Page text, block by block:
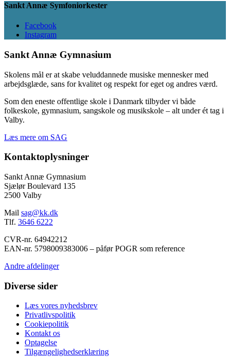
Sankt Annæ Symfoniorkester
Facebook
Instagram
Sankt Annæ Gymnasium
Skolens mål er at skabe veluddannede musiske mennesker med
arbejdsglæde, sans for kvalitet og respekt for eget og andres værd.
Som den eneste offentlige skole i Danmark tilbyder vi både
folkeskole, gymnasium, sangskole og musikskole – alt under ét tag i
Valby.
Læs mere om SAG
Kontaktoplysninger
Sankt Annæ Gymnasium
Sjælør Boulevard 135
2500 Valby
Mail sag@kk.dk
Tlf. 3646 6222
CVR-nr. 64942212
EAN-nr. 5798009383006 – påfør POGR som reference
Andre afdelinger
Diverse sider
Læs vores nyhedsbrev
Privatlivspolitik
Cookiepolitik
Kontakt os
Optagelse
Tilgængelighedserklæring